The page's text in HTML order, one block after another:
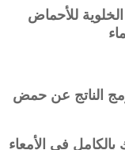
للأحماض
الناتج عن حمض
بالكامل في الأمعاء